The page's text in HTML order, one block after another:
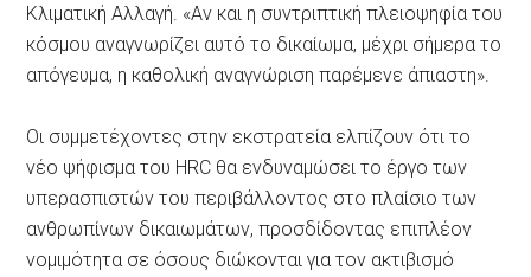
Κλιματική Αλλαγή. «Αν και η συντριπτική πλειοψηφία του
κόσμου αναγνωρίζει αυτό το δικαίωμα, μέχρι σήμερα το
απόγευμα, η καθολική αναγνώριση παρέμενε άπιαστη».
Οι συμμετέχοντες στην εκστρατεία ελπίζουν ότι το
νέο ψήφισμα του HRC θα ενδυναμώσει το έργο των
υπερασπιστών του περιβάλλοντος στο πλαίσιο των
ανθρωπίνων δικαιωμάτων, προσδίδοντας επιπλέον
νομιμότητα σε όσους διώκονται για τον ακτιβισμό